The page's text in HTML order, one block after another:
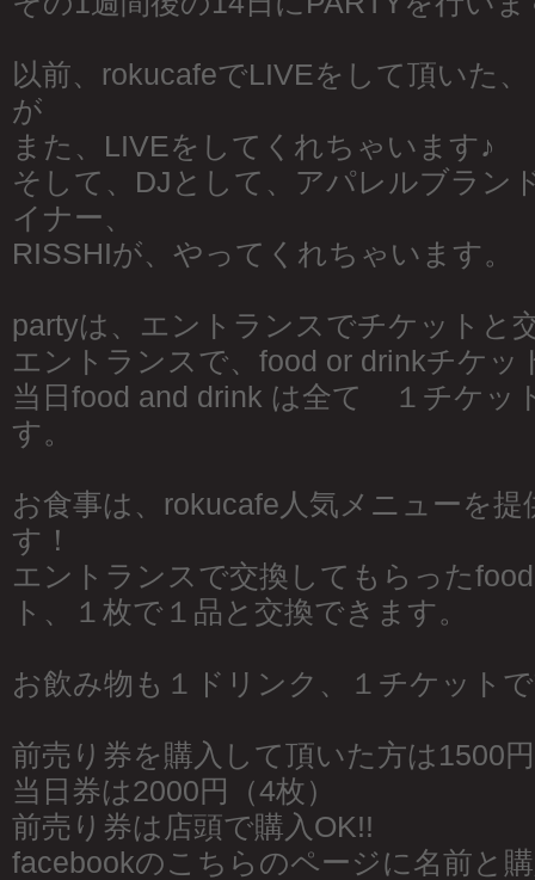
以前、rokucafeでLIVEをして頂いた
が
また、LIVEをしてくれちゃいます♪
そして、DJとして、アパレルブラン
イナー、
RISSHIが、やってくれちゃいます。
partyは、エントランスでチケットと
エントランスで、food or drinkチケッ
当日food and drink は全て １チケッ
す。
お食事は、rokucafe人気メニューを
す！
エントランスで交換してもらった
ト、１枚で１品と交換できます。
お飲み物も１ドリンク、１チケット
前売り券を購入して頂いた方は1500
当日券は2000円（4枚）
前売り券は店頭で購入OK!!
facebookのこちらのページに名前と